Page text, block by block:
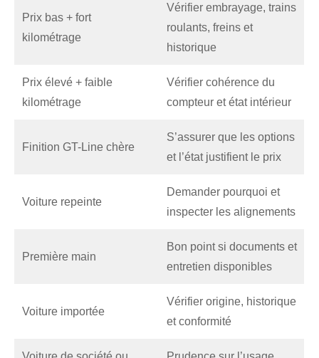
Prix bas + fort
kilométrage
Vérifier embrayage, trains
roulants, freins et
historique
Prix élevé + faible
kilométrage
Vérifier cohérence du
compteur et état intérieur
Finition GT-Line chère
S’assurer que les options
et l’état justifient le prix
Voiture repeinte
Demander pourquoi et
inspecter les alignements
Première main
Bon point si documents et
entretien disponibles
Voiture importée
Vérifier origine, historique
et conformité